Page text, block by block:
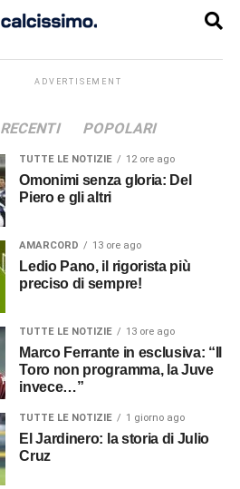
ADVERTISEMENT
RECENTI POPOLARI
TUTTE LE NOTIZIE 12 ore ago
Omonimi senza gloria: Del
Piero e gli altri
AMARCORD 13 ore ago
Ledio Pano, il rigorista più
preciso di sempre!
TUTTE LE NOTIZIE 13 ore ago
Marco Ferrante in esclusiva: “Il
Toro non programma, la Juve
invece…”
TUTTE LE NOTIZIE 1 giorno ago
El Jardinero: la storia di Julio
Cruz